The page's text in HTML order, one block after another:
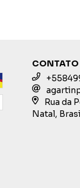
CONTATO
Rua da
Natal,